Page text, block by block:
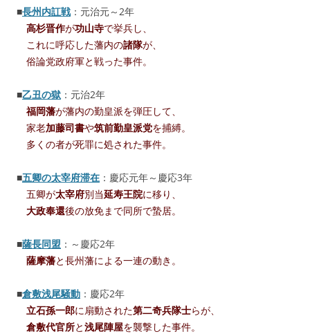
■長州内訌戦 ：元治元～2年
高杉晋作が功山寺で挙兵し、
これに呼応した藩内の諸隊が、
俗論党政府軍と戦った事件。
■乙丑の獄 ：元治2年
福岡藩が藩内の勤皇派を弾圧して、
家老加藤司書や筑前勤皇派党を捕縛。
多くの者が死罪に処された事件。
■五卿の太宰府滞在 ：慶応元年～慶応3年
五卿が太宰府別当延寿王院に移り、
大政奉還後の放免まで同所で蟄居。
■薩長同盟 ：～慶応2年
薩摩藩と長州藩による一連の動き。
■倉敷浅尾騒動 ：慶応2年
立石孫一郎に扇動された第二奇兵隊士らが、
倉敷代官所と浅尾陣屋を襲撃した事件。